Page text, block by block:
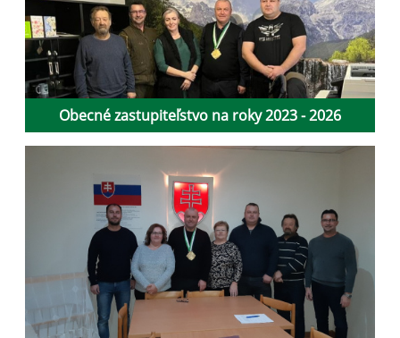
Obecné zastupiteľstvo na roky 2023 - 2026